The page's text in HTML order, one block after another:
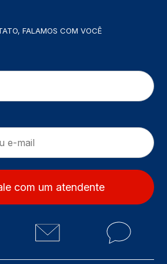
FALAMOS COM VOCÊ
com um atendente